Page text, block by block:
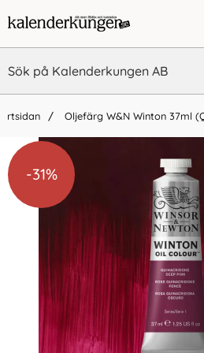
Oljefärg W&N Winton 37ml
Vi
-31%